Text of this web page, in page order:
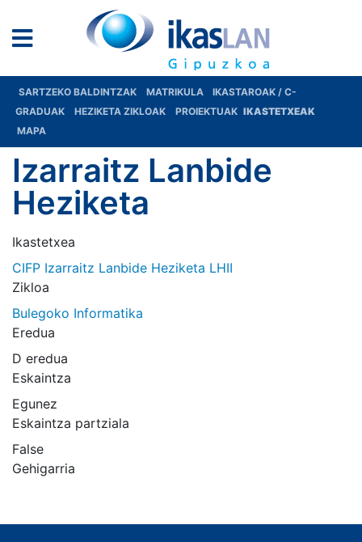
SARTZEKO BALDINTZAK MATRIKULA
IKASTAROAK / C-
GRADUAK
HEZIKETA ZIKLOAK PROIEKTUAK IKASTETXEAK
MAPA
Izarraitz Lanbide
Heziketa
Ikastetxea
CIFP Izarraitz Lanbide Heziketa LHII
Zikloa
Bulegoko Informatika
Eredua
D eredua
Eskaintza
Egunez
Eskaintza partziala
False
Gehigarria